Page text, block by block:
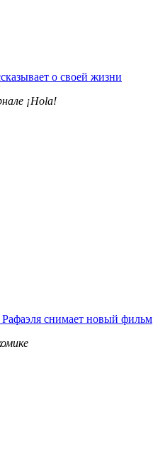
о своей жизни
¡Hola!
снимает новый фильм